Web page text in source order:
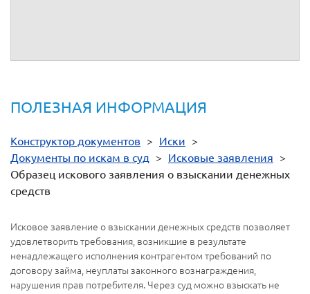
ПОЛЕЗНАЯ ИНФОРМАЦИЯ
Конструктор документов > Иски >
Документы по искам в суд > Исковые заявления >
Образец искового заявления о взыскании денежных
средств
Исковое заявление о взыскании денежных средств позволяет
удовлетворить требования, возникшие в результате
ненадлежащего исполнения контрагентом требований по
договору займа, неуплаты законного вознаграждения,
нарушения прав потребителя. Через суд можно взыскать не